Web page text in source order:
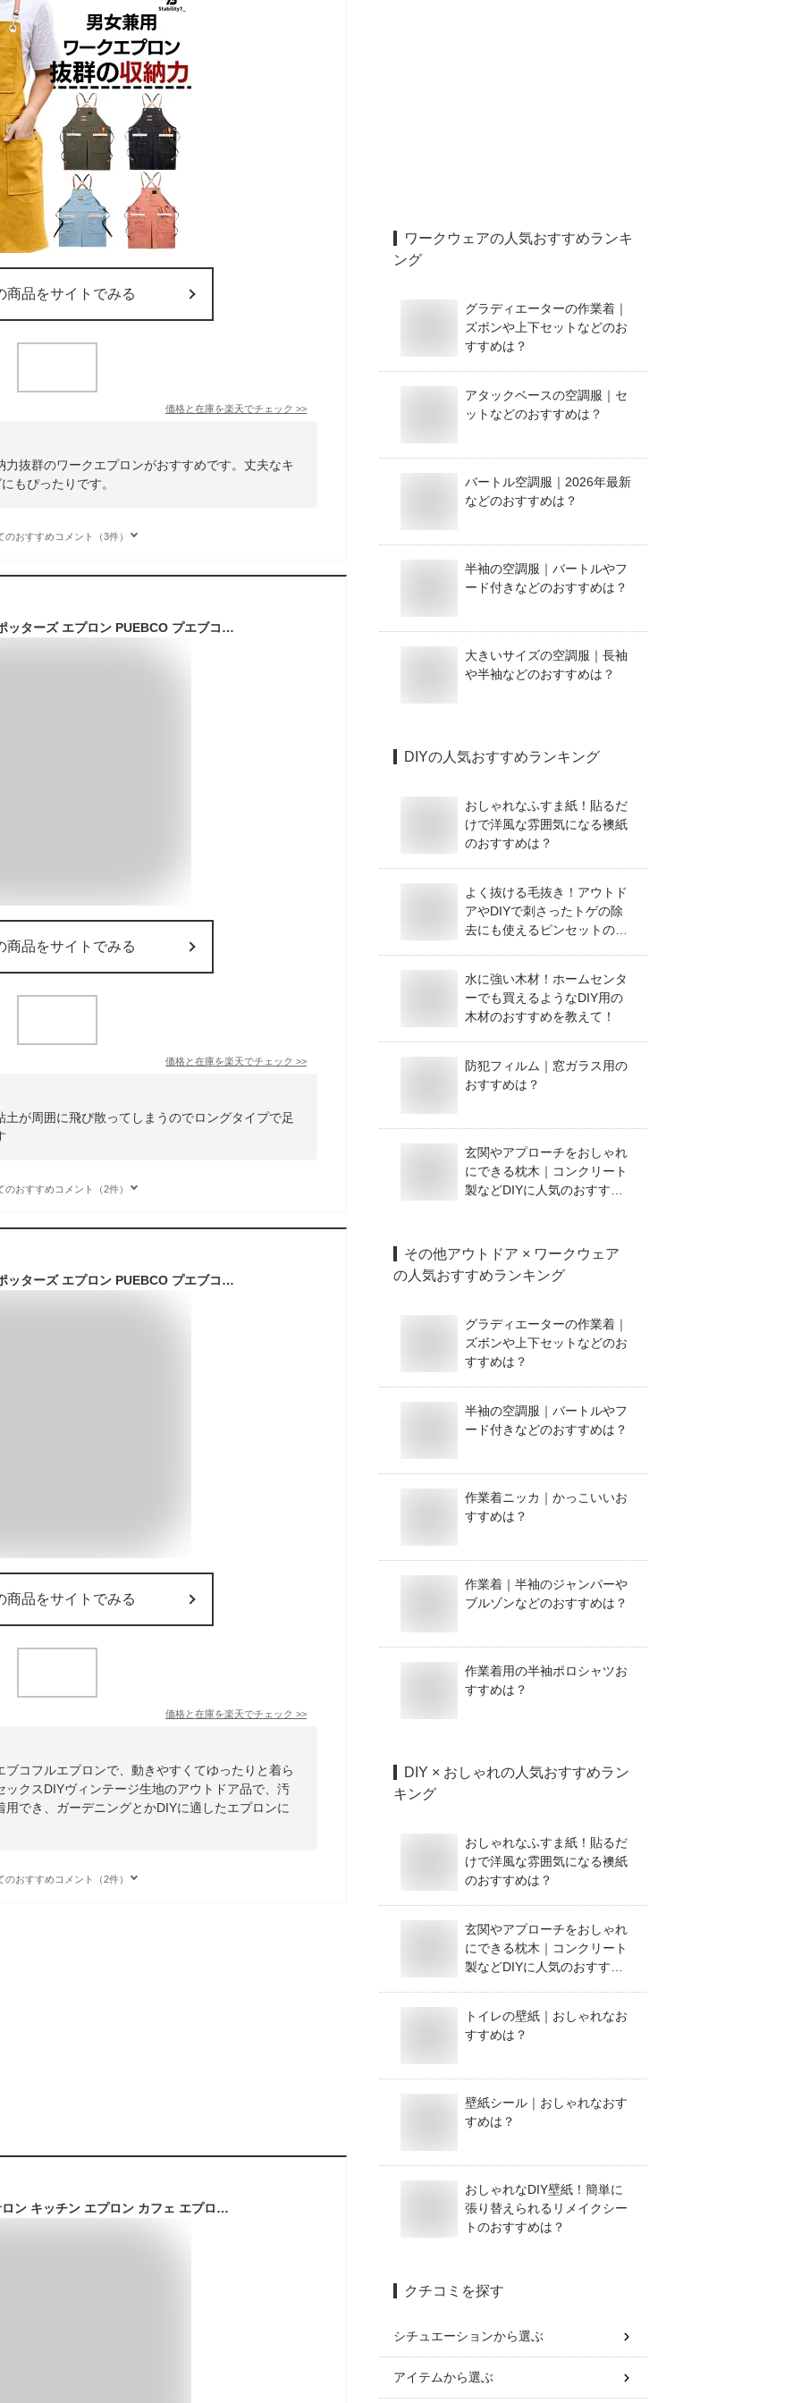
商品をサイトでみる
価格と在庫を楽天でチェック >>
抜群のワークエプロンがおすすめです。丈夫なキ
もぴったりです。
のおすすめコメント（3件）
POTTERS APRON / ポッターズ エプロン PUEBCO プエブコFULL APRON フルエプロン 陶芸 エプロン 動きやすい おしゃれ 飲食店 男女兼用 ビンテージ生地 ユニセックス フリーサイズ アウトドア メンズ DIY
商品をサイトでみる
価格と在庫を楽天でチェック >>
が周囲に飛び散ってしまうのでロングタイプで足
のおすすめコメント（2件）
POTTERS APRON / ポッターズ エプロン PUEBCO プエブコFULL APRON フルエプロン 陶芸 エプロン 動きやすい おしゃれ 飲食店 男女兼用 ビンテージ生地 ユニセックス フリーサイズ アウトドア メンズ DIY
商品をサイトでみる
価格と在庫を楽天でチェック >>
コフルエプロンで、動きやすくてゆったりと着ら
クスDIYヴィンテージ生地のアウトドア品で、汚
でき、ガーデニングとかDIYに適したエプロンに
のおすすめコメント（2件）
前掛け 撥水 メンズ サロン キッチン エプロン カフェ エプロン バッグクロス キャンバス ポケット付 コットン レディース 陶芸 料理 作業用 職人 美容師 エプロン ガーデニング シンプル 綿 カジュアル 保育士 介護士 おしゃれ アウトドア 男女兼用 男
ワークウェアの人気おすすめランキ
ング
グラディエーターの作業着｜
ズボンや上下セットなどのお
すすめは？
アタックベースの空調服｜セ
ットなどのおすすめは？
バートル空調服｜2026年最新
などのおすすめは？
半袖の空調服｜バートルやフ
ード付きなどのおすすめは？
大きいサイズの空調服｜長袖
や半袖などのおすすめは？
DIYの人気おすすめランキング
おしゃれなふすま紙！貼るだ
けで洋風な雰囲気になる襖紙
のおすすめは？
よく抜ける毛抜き！アウトド
アやDIYで刺さったトゲの除
去にも使えるピンセットのお
水に強い木材！ホームセンタ
ーでも買えるようなDIY用の
木材のおすすめを教えて！
防犯フィルム｜窓ガラス用の
おすすめは？
玄関やアプローチをおしゃれ
にできる枕木｜コンクリート
製などDIYに人気のおすすめ
その他アウトドア × ワークウェア
の人気おすすめランキング
グラディエーターの作業着｜
ズボンや上下セットなどのお
すすめは？
半袖の空調服｜バートルやフ
ード付きなどのおすすめは？
作業着ニッカ｜かっこいいお
すすめは？
作業着｜半袖のジャンパーや
ブルゾンなどのおすすめは？
作業着用の半袖ポロシャツお
すすめは？
DIY × おしゃれの人気おすすめラン
キング
おしゃれなふすま紙！貼るだ
けで洋風な雰囲気になる襖紙
のおすすめは？
玄関やアプローチをおしゃれ
にできる枕木｜コンクリート
製などDIYに人気のおすすめ
トイレの壁紙｜おしゃれなお
すすめは？
壁紙シール｜おしゃれなおす
すめは？
おしゃれなDIY壁紙！簡単に
張り替えられるリメイクシー
トのおすすめは？
クチコミを探す
シチュエーションから選ぶ
アイテムから選ぶ